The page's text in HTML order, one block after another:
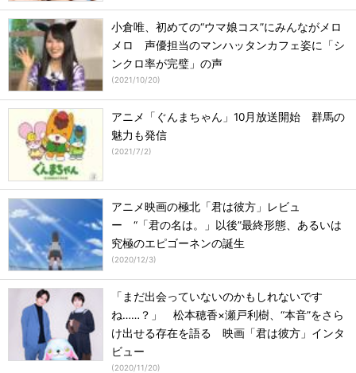
小倉唯、初めての“ウマ娘コス”にみんながメロ
メロ 声優担当のマンハッタンカフェ姿に「シ
ンクロ率が完璧」の声
(2021/10/20)
アニメ「ぐんまちゃん」10月放送開始 群馬の
魅力も発信
(2021/7/2)
アニメ映画の極北「君は彼方」レビュ
ー “「君の名は。」以後”最終形態、あるいは
究極のエピゴーネンの誕生
(2020/12/3)
「まだ出会っていないのかもしれないです
ね……？」 松本穂香×瀬戸利樹、“本音”をさら
け出せる存在を語る 映画「君は彼方」インタ
ビュー
(2020/11/20)